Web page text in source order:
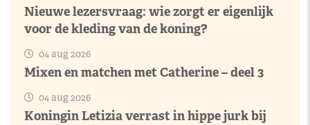
Nieuwe lezersvraag: wie zorgt er eigenlijk
voor de kleding van de koning?
04 aug 2026
Mixen en matchen met Catherine – deel 3
04 aug 2026
Koningin Letizia verrast in hippe jurk bij